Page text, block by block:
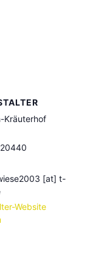
Kräuterhof
[at] t-
Website